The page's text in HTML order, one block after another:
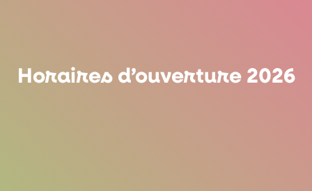
Horaires d’ouverture 2026